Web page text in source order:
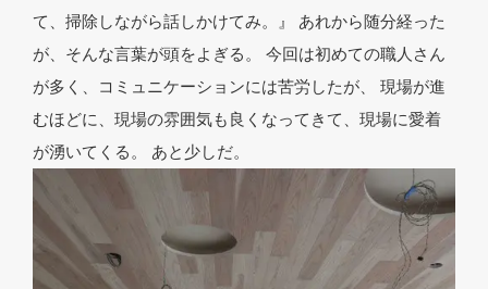
て、掃除しながら話しかけてみ。』 あれから随分経った
が、そんな言葉が頭をよぎる。 今回は初めての職人さん
が多く、コミュニケーションには苦労したが、 現場が進
むほどに、現場の雰囲気も良くなってきて、現場に愛着
が湧いてくる。 あと少しだ。